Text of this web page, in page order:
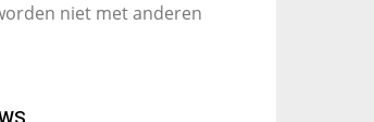
niet met anderen